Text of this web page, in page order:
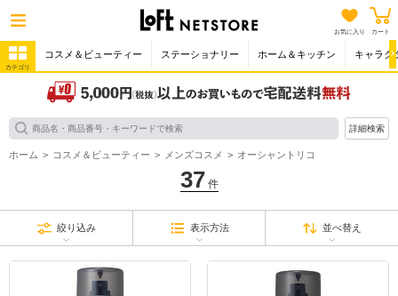
お気に入り カート
カテゴリ
コスメ＆ビューティー ステーショナリー ホーム＆キッチン キャラク
詳細検索
ホーム コスメ＆ビューティー メンズコスメ オーシャントリコ
37 件
絞り込み 表示方法 並べ替え